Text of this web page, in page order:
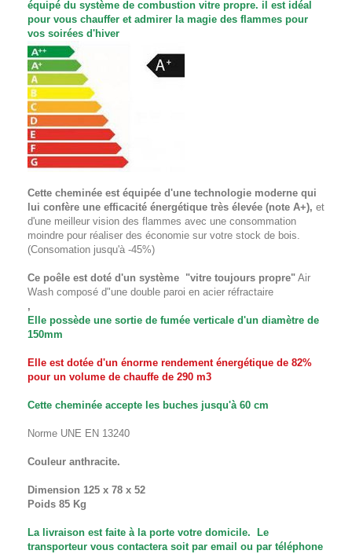
équipé du système de combustion vitre propre. il est idéal
pour vous chauffer et admirer la magie des flammes pour
vos soirées d'hiver
Cette cheminée est équipée d'une technologie moderne qui
lui confère une efficacité énergétique très élevée (note A+), et
d'une meilleur vision des flammes avec une consommation
moindre pour réaliser des économie sur votre stock de bois.
(Consomation jusqu'à -45%)
Ce poêle est doté d'un système "vitre toujours propre" Air
Wash composé d"une double paroi en acier réfractaire
,
Elle possède une sortie de fumée verticale d'un diamètre de
150mm
Elle est dotée d'un énorme rendement énergétique de 82%
pour un volume de chauffe de 290 m3
Cette cheminée accepte les buches jusqu'à 60 cm
Norme UNE EN 13240
Couleur anthracite.
Dimension 125 x 78 x 52
Poids 85 Kg
La livraison est faite à la porte votre domicile. Le
transporteur vous contactera soit par email ou par téléphone